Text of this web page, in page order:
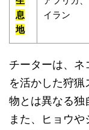
息
地
イラン
チーターは、ネ
を活かした狩
物とは異なる独
また、ヒョウ